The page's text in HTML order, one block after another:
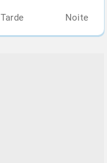
Tarde Noite